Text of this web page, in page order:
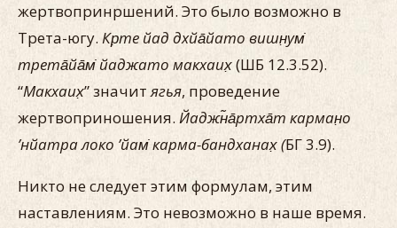
жертвопринршений. Это было возможно в
Трета-югу. Кр̣те йад дхйа̄йато вишн̣ум̇
трета̄йа̄м̇ йаджато макхаих̣(ШБ 12.3.52).
“Макхаих̣” значитягья, проведение
жертвоприношения. Йаджн̃а̄ртха̄т карман̣о
’нйатра локо ’йам̇ карма-бандханах̣(БГ 3.9).
Никто не следует этим формулам, этим
наставлениям. Это невозможно в наше время.